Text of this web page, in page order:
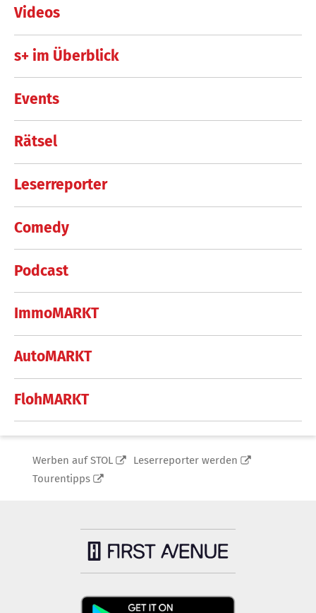
Videos
s+ im Überblick
Events
Rätsel
Leserreporter
Comedy
Podcast
ImmoMARKT
AutoMARKT
FlohMARKT
Werben auf STOL
Leserreporter werden
Tourentipps